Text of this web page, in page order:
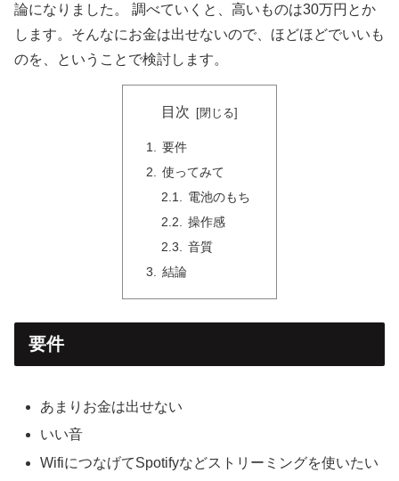
論になりました。 調べていくと、高いものは30万円とか
します。そんなにお金は出せないので、ほどほどでいいも
のを、ということで検討します。
目次
要件
使ってみて
電池のもち
操作感
音質
結論
要件
あまりお金は出せない
いい音
WifiにつなげてSpotifyなどストリーミングを使いたい